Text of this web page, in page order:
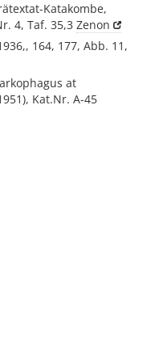
Katakombe,
4, Taf. 35,3 Zenon
164, 177, Abb. 11,
at
Kat.Nr. A-45